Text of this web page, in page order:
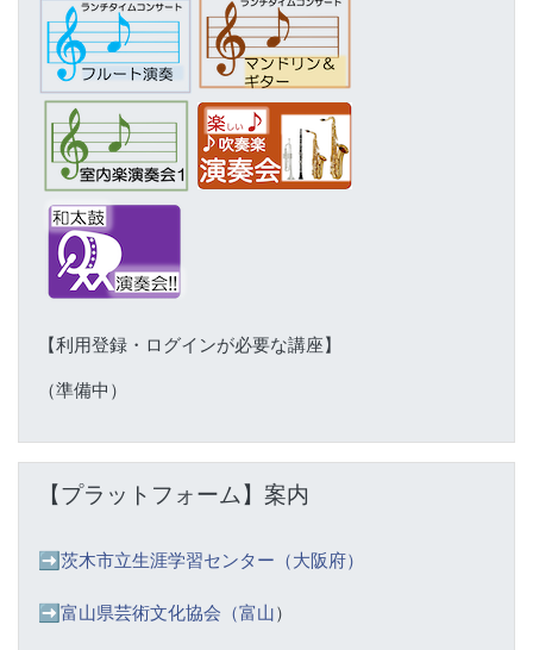
【利用登録・ログインが必要な講座】
（準備中）
【プラットフォーム】案内
➡️ 茨木市立生涯学習センター（大阪府）
➡️富山県芸術文化協会（富山）